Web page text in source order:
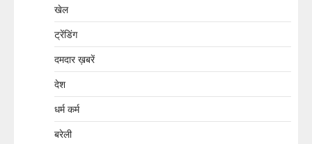
खेल
ट्रेंडिंग
दमदार ख़बरें
देश
धर्म कर्म
बरेली